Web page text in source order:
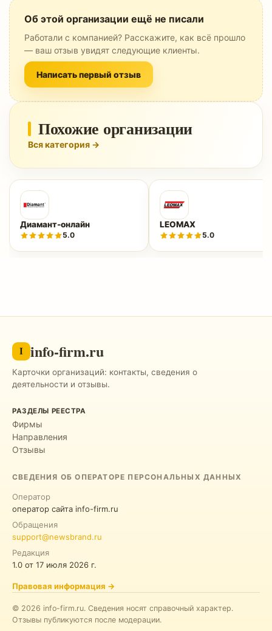
Об этой организации ещё не писали
Работали с компанией? Расскажите, как всё прошло
— ваш отзыв увидят следующие клиенты.
Написать первый отзыв
Похожие организации
Вся категория →
Диамант-онлайн
5.0
LEOMAX
5.0
I info-firm.ru
Карточки организаций: контакты, сведения о
деятельности и отзывы.
РАЗДЕЛЫ РЕЕСТРА
Фирмы
Направления
Отзывы
СВЕДЕНИЯ ОБ ОПЕРАТОРЕ ПЕРСОНАЛЬНЫХ ДАННЫХ
Оператор
оператор сайта info-firm.ru
Обращения
support@newsbrand.ru
Редакция
1.0 от 17 июля 2026 г.
Правовая информация →
© 2026 info-firm.ru. Сведения носят справочный характер.
Отзывы публикуются после модерации.